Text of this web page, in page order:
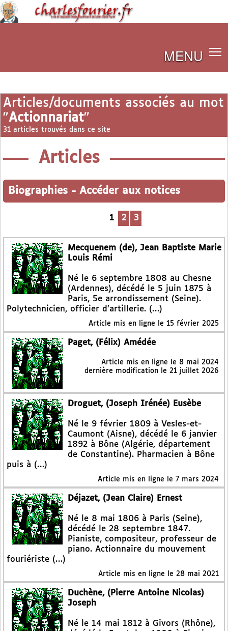
MENU
Articles/documents associés au mot
"Actionnariat"
31 articles trouvés dans ce site
Articles
Biographies - Accéder aux notices
1 2 3
Mecquenem (de), Jean Baptiste Marie
Louis Rémi
Né le 6 septembre 1808 au Chesne
(Ardennes), décédé le 5 juin 1875 à
Paris, 5e arrondissement (Seine).
Polytechnicien, officier d’artillerie. (…)
Article mis en ligne le 15 février 2025
Paget, (Félix) Amédée
Article mis en ligne le 8 mai 2024
dernière modification le 21 juillet 2026
Droguet, (Joseph Irénée) Eusèbe
Né le 9 février 1809 à Vesles-et-
Caumont (Aisne), décédé le 6 janvier
1892 à Bône (Algérie, département
de Constantine). Pharmacien à Bône
puis à (…)
Article mis en ligne le 7 mars 2024
Déjazet, (Jean Claire) Ernest
Né le 8 mai 1806 à Paris (Seine),
décédé le 28 septembre 1847.
Pianiste, compositeur, professeur de
piano. Actionnaire du mouvement
fouriériste (…)
Article mis en ligne le 28 mai 2021
Duchène, (Pierre Antoine Nicolas)
Joseph
Né le 14 mai 1812 à Givors (Rhône),